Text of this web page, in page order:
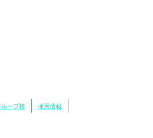
ループ校 採用情報